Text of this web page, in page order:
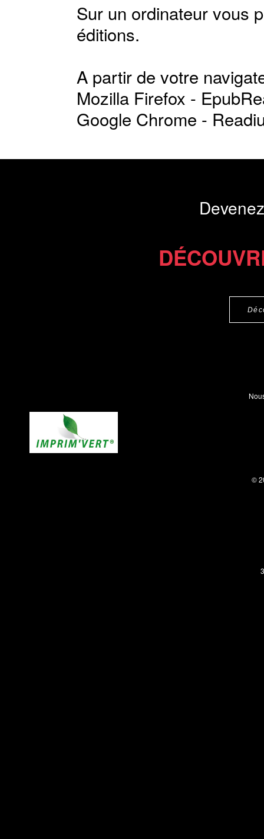
Sur un ordinateur vous
éditions.
A partir de votre
Mozilla Firefox -
Google Chrome -
©